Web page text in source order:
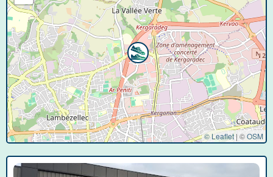
© Leaflet | ©OSM